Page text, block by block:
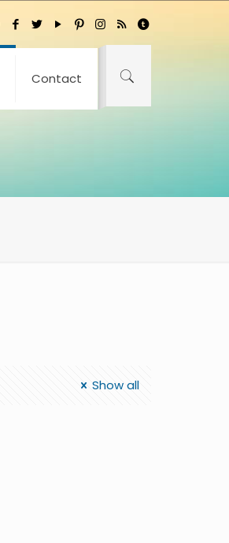
Contact
Show all